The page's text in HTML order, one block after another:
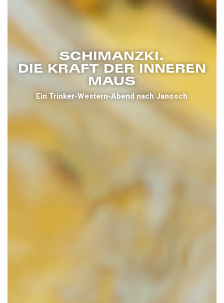
SCHIMANZKI.
DIE KRAFT DER INNEREN
MAUS
Ein Trinker-Western-Abend nach Janosch